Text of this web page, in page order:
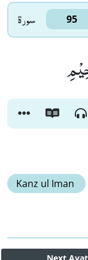
سورۃ 95
Kanz ul Iman